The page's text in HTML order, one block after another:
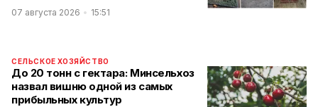
07 августа 2026 15:51
СЕЛЬСКОЕ ХОЗЯЙСТВО
До 20 тонн с гектара: Минсельхоз
назвал вишню одной из самых
прибыльных культур